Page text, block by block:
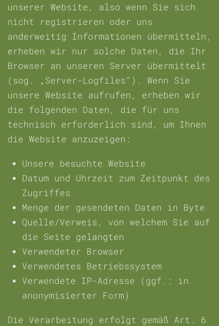
unserer Website, also wenn Sie sich
nicht registrieren oder uns
anderweitig Informationen übermitteln,
erheben wir nur solche Daten, die Ihr
Browser an unseren Server übermittelt
(sog. „Server-Logfiles“). Wenn Sie
unsere Website aufrufen, erheben wir
die folgenden Daten, die für uns
technisch erforderlich sind, um Ihnen
die Website anzuzeigen:
Unsere besuchte Website
Datum und Uhrzeit zum Zeitpunkt des
Zugriffes
Menge der gesendeten Daten in Byte
Quelle/Verweis, von welchem Sie auf
die Seite gelangten
Verwendeter Browser
Verwendetes Betriebssystem
Verwendete IP-Adresse (ggf.: in
anonymisierter Form)
Die Verarbeitung erfolgt gemäß Art. 6